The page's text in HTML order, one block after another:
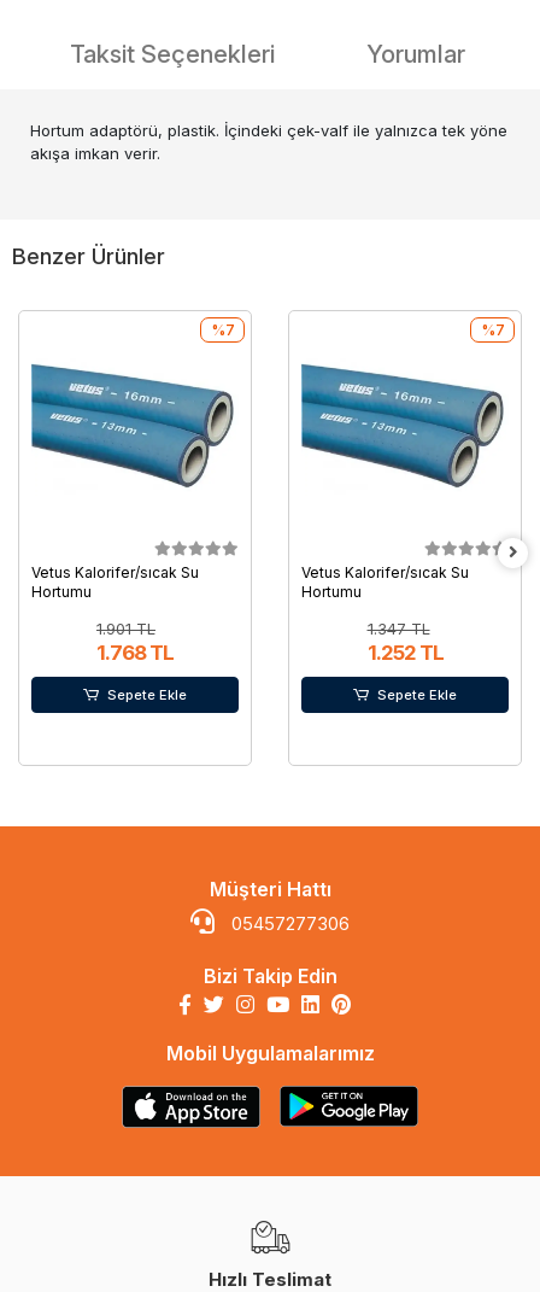
Taksit Seçenekleri Yorumlar
Hortum adaptörü, plastik. İçindeki çek-valf ile yalnızca tek yöne
akışa imkan verir.
Benzer Ürünler
Vetus Kalorifer/sıcak Su
Hortumu
1.901 TL
1.768 TL
%7
Sepete Ekle
Vetus Kalorifer/sıcak Su
Hortumu
1.347 TL
1.252 TL
%7
Sepete Ekle
Müşteri Hattı
05457277306
Bizi Takip Edin
Mobil Uygulamalarımız
Hızlı Teslimat